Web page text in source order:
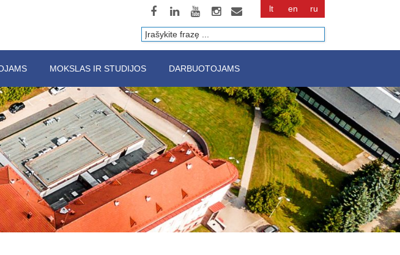
lt en ru
Paieška
MOKSLAS IR STUDIJOS DARBUOTOJAMS